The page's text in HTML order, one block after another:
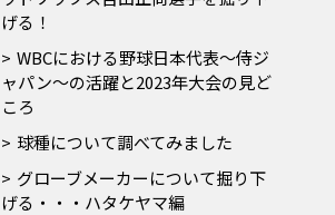
げる！
WBCにおける野球日本代表～侍ジ
ャパン～の活躍と2023年大会の見ど
ころ
球種について調べてみました
グローブメーカーについて掘り下
げる・・・ハタケヤマ編